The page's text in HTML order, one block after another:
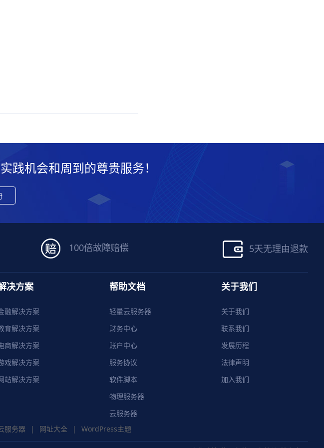
践机会和周到的尊贵服务！
100倍故障赔偿 5天无理由退款
决方案
融解决方案
育解决方案
商解决方案
戏解决方案
站解决方案
帮助文档
轻量云服务器
财务中心
账户中心
服务协议
软件脚本
物理服务器
云服务器
关于我们
关于我们
联系我们
发展历程
法律声明
加入我们
服务器 | 网址大全 | WordPress主题